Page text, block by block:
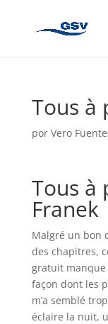
Tous à
por Vero
Tous à
Franek
Malgré un bon
des chapitres,
gratuit manque
façon dont les
m’a semblé
éclaire la nuit,